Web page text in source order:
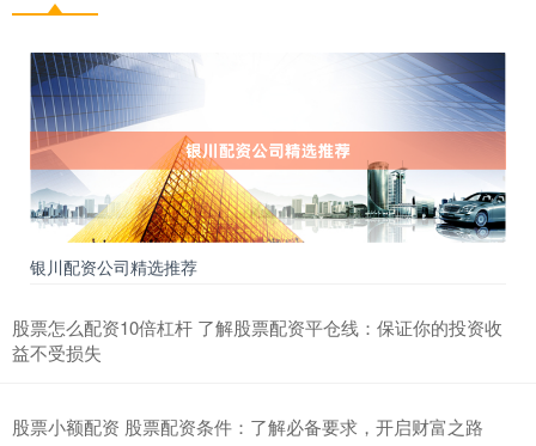
银川配资公司精选推荐
股票怎么配资10倍杠杆 了解股票配资平仓线：保证你的投资收
益不受损失
股票小额配资 股票配资条件：了解必备要求，开启财富之路